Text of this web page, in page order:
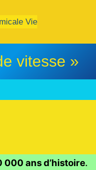
Vie
vitesse »
ans d’histoire.